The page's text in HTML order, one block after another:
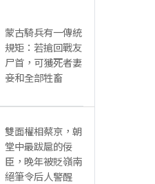
蒙古騎兵有一傳統
規矩：若搶回戰友
尸首，可獲死者妻
妾和全部牲畜
雙面權相蔡京，朝
堂中最跋扈的佞
臣，晚年被貶嶺南
絕筆令后人警醒